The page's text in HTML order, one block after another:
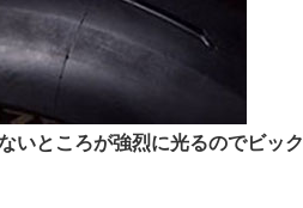
いところが強烈に光るのでビック